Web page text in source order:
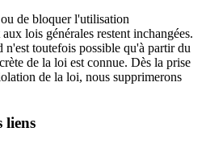
de bloquer l'utilisation
lois générales restent inchangées.
n'est toutefois possible qu'à partir du
de la loi est connue. Dès la prise
de la loi, nous supprimerons
liens